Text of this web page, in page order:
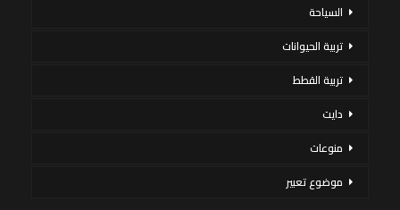
السياحة
تربية الحيوانات
تربية القطط
دايت
منوعات
موضوع تعبير